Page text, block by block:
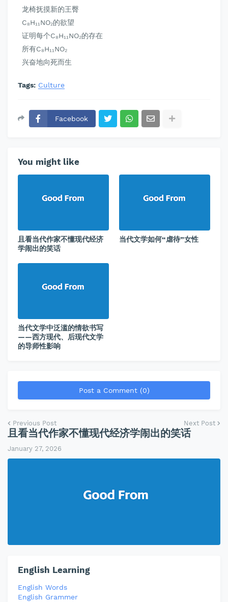
龙椅抚摸新的王臀
C₈H₁₁NO₂的欲望
证明每个C₈H₁₁NO₂的存在
所有C₈H₁₁NO₂
兴奋地向死而生
Tags: Culture
Facebook
You might like
且看当代作家不懂现代经济
学闹出的笑话
当代文学如何“虐待”女性
当代文学中泛滥的情欲书写
——西方现代、后现代文学
的导师性影响
Post a Comment (0)
Previous Post Next Post
且看当代作家不懂现代经济学闹出的笑话
January 27, 2026
English Learning
English Words
English Grammer